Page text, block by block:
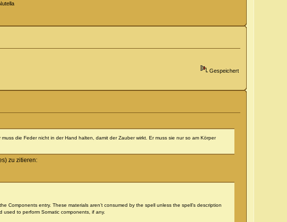
Gespeichert
die Feder nicht in der Hand halten, damit der Zauber wirkt. Er muss sie nur so am Körper
zu zitieren:
Components entry. These materials aren’t consumed by the spell unless the spell’s description
to perform Somatic components, if any.